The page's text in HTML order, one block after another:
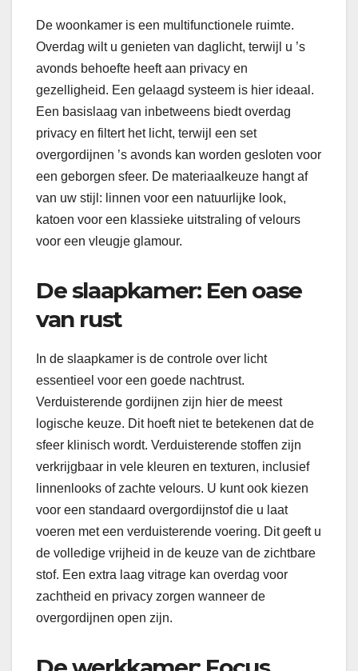
De woonkamer is een multifunctionele ruimte.
Overdag wilt u genieten van daglicht, terwijl u ’s
avonds behoefte heeft aan privacy en
gezelligheid. Een gelaagd systeem is hier ideaal.
Een basislaag van inbetweens biedt overdag
privacy en filtert het licht, terwijl een set
overgordijnen ’s avonds kan worden gesloten voor
een geborgen sfeer. De materiaalkeuze hangt af
van uw stijl: linnen voor een natuurlijke look,
katoen voor een klassieke uitstraling of velours
voor een vleugje glamour.
De slaapkamer: Een oase
van rust
In de slaapkamer is de controle over licht
essentieel voor een goede nachtrust.
Verduisterende gordijnen zijn hier de meest
logische keuze. Dit hoeft niet te betekenen dat de
sfeer klinisch wordt. Verduisterende stoffen zijn
verkrijgbaar in vele kleuren en texturen, inclusief
linnenlooks of zachte velours. U kunt ook kiezen
voor een standaard overgordijnstof die u laat
voeren met een verduisterende voering. Dit geeft u
de volledige vrijheid in de keuze van de zichtbare
stof. Een extra laag vitrage kan overdag voor
zachtheid en privacy zorgen wanneer de
overgordijnen open zijn.